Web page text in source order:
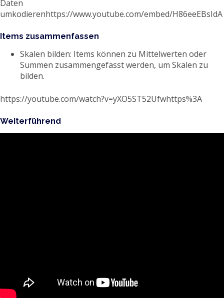
Daten
umkodierenhttps://www.youtube.com/embed/H86eeEBsIdA
Items zusammenfassen
Skalen bilden: Items können zu Mittelwerten oder
Summen zusammengefasst werden, um Skalen zu
bilden.
https://youtube.com/watch?v=yXO5ST52Ufwhttps%3A
Weiterführend